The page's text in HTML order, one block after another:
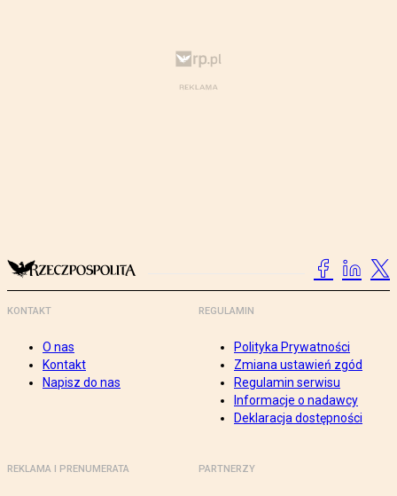
KONTAKT
O nas
Kontakt
Napisz do nas
REGULAMIN
Polityka Prywatności
Zmiana ustawień zgód
Regulamin serwisu
Informacje o nadawcy
Deklaracja dostępności
REKLAMA I PRENUMERATA PARTNERZY